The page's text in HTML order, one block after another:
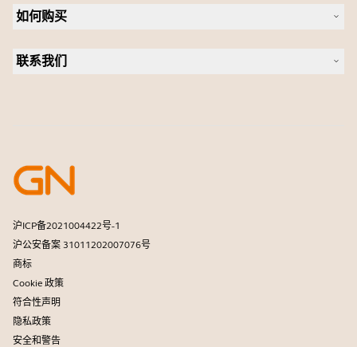
新闻稿
案例研究
全向麦
个人摄像头
软件
如何购买
联系我们
开发者计划
合作伙伴计划
商用产品寿命终止政策
沪ICP备2021004422号-1
沪公安备案 31011202007076号
商标
Cookie 政策
符合性声明
隐私政策
安全和警告